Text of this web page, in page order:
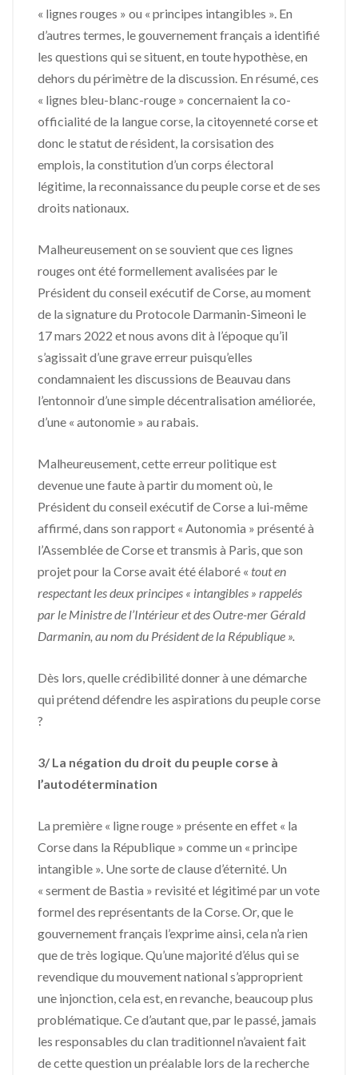
« lignes rouges » ou « principes intangibles ». En
d’autres termes, le gouvernement français a identifié
les questions qui se situent, en toute hypothèse, en
dehors du périmètre de la discussion. En résumé, ces
« lignes bleu-blanc-rouge » concernaient la co-
officialité de la langue corse, la citoyenneté corse et
donc le statut de résident, la corsisation des
emplois, la constitution d’un corps électoral
légitime, la reconnaissance du peuple corse et de ses
droits nationaux.
Malheureusement on se souvient que ces lignes
rouges ont été formellement avalisées par le
Président du conseil exécutif de Corse, au moment
de la signature du Protocole Darmanin-Simeoni le
17 mars 2022 et nous avons dit à l’époque qu’il
s’agissait d’une grave erreur puisqu’elles
condamnaient les discussions de Beauvau dans
l’entonnoir d’une simple décentralisation améliorée,
d’une « autonomie » au rabais.
Malheureusement, cette erreur politique est
devenue une faute à partir du moment où, le
Président du conseil exécutif de Corse a lui-même
affirmé, dans son rapport « Autonomia » présenté à
l’Assemblée de Corse et transmis à Paris, que son
projet pour la Corse avait été élaboré « tout en
respectant les deux principes « intangibles » rappelés
par le Ministre de l’Intérieur et des Outre-mer Gérald
Darmanin, au nom du Président de la République ».
Dès lors, quelle crédibilité donner à une démarche
qui prétend défendre les aspirations du peuple corse
?
3/ La négation du droit du peuple corse à
l’autodétermination
La première « ligne rouge » présente en effet « la
Corse dans la République » comme un « principe
intangible ». Une sorte de clause d’éternité. Un
« serment de Bastia » revisité et légitimé par un vote
formel des représentants de la Corse. Or, que le
gouvernement français l’exprime ainsi, cela n’a rien
que de très logique. Qu’une majorité d’élus qui se
revendique du mouvement national s’approprient
une injonction, cela est, en revanche, beaucoup plus
problématique. Ce d’autant que, par le passé, jamais
les responsables du clan traditionnel n’avaient fait
de cette question un préalable lors de la recherche